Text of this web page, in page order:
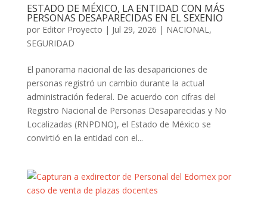
ESTADO DE MÉXICO, LA ENTIDAD CON MÁS
PERSONAS DESAPARECIDAS EN EL SEXENIO
por Editor Proyecto | Jul 29, 2026 | NACIONAL,
SEGURIDAD
El panorama nacional de las desapariciones de
personas registró un cambio durante la actual
administración federal. De acuerdo con cifras del
Registro Nacional de Personas Desaparecidas y No
Localizadas (RNPDNO), el Estado de México se
convirtió en la entidad con el...